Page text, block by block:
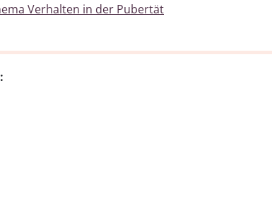
Verhalten in der Pubertät